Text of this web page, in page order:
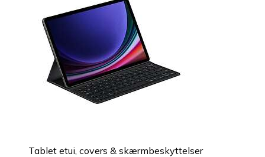
Tablet etui, covers & skærmbeskyttelser